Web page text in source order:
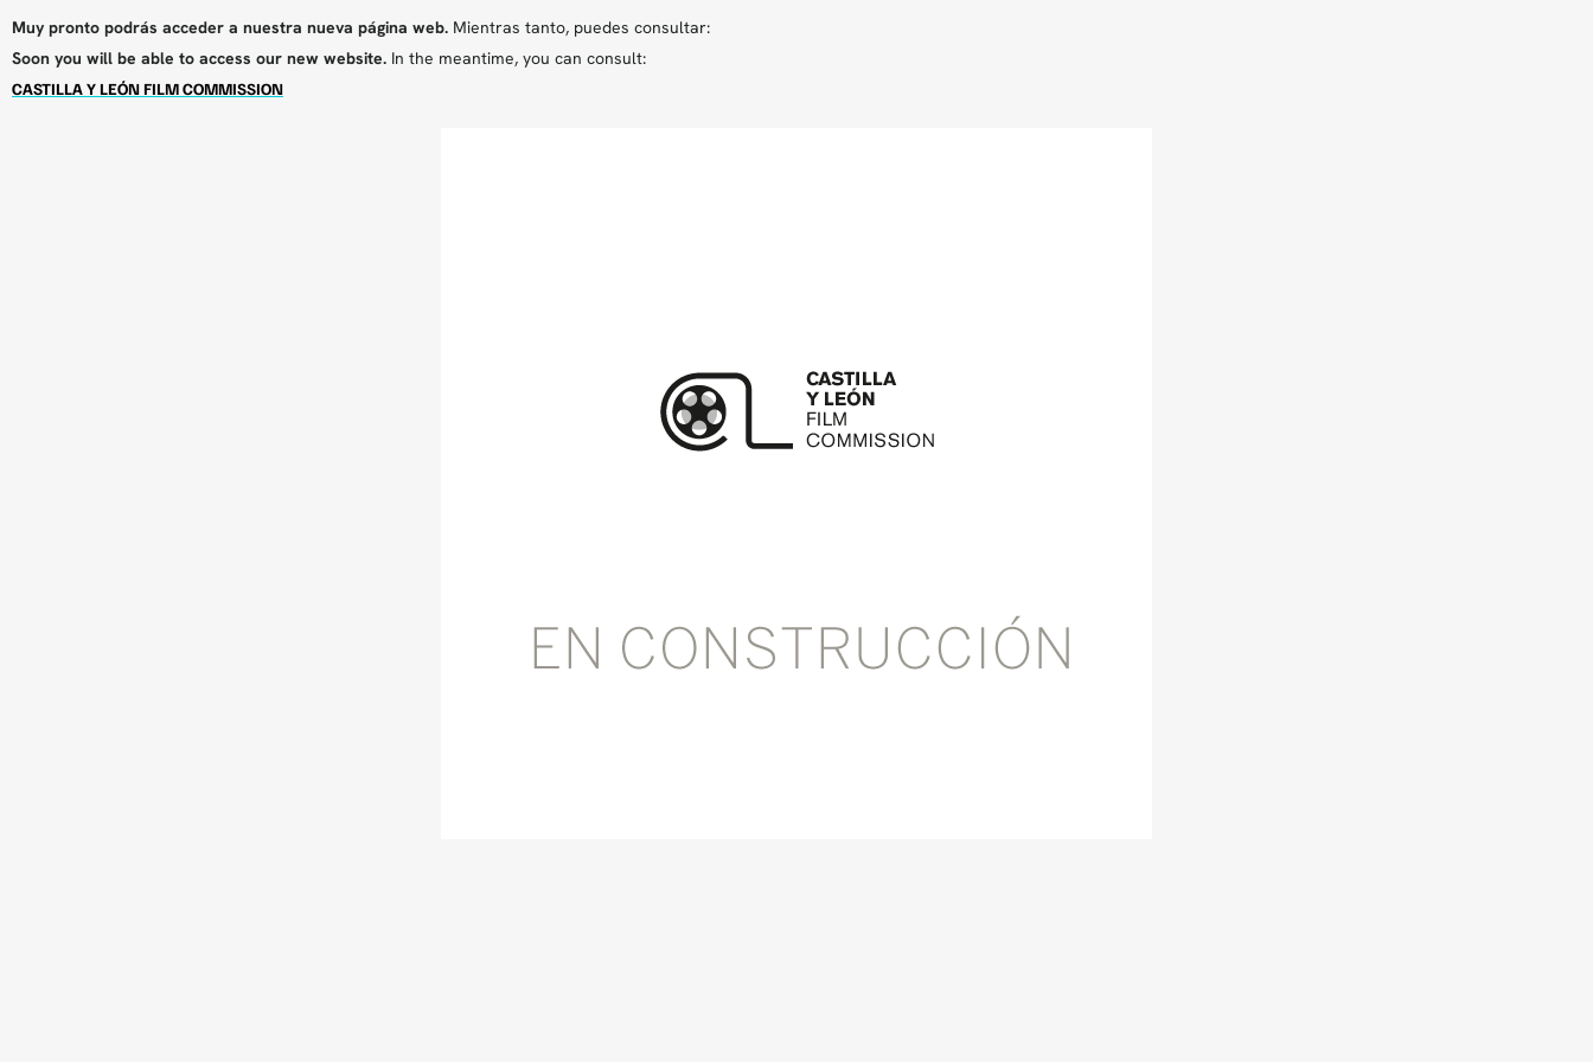
Muy pronto podrás acceder a nuestra nueva página web. Mientras tanto, puedes consultar:
Soon you will be able to access our new website. In the meantime, you can consult:
CASTILLA Y LEÓN FILM COMMISSION